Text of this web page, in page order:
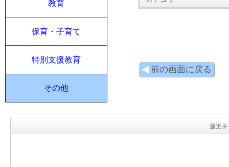
教育
保育・子育て
特別支援教育
その他
前の画面に戻る
最近